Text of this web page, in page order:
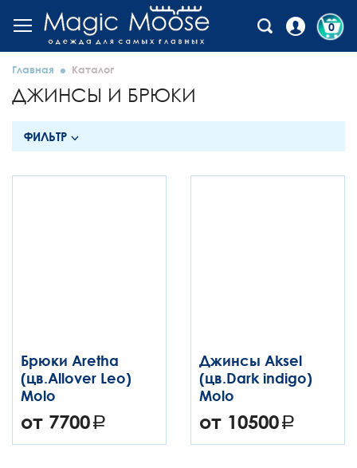
0
Главная Каталог
ДЖИНСЫ И БРЮКИ
ФИЛЬТР
Брюки Aretha
(цв.Allover Leo)
Molo
от 7700
Джинсы Aksel
(цв.Dark indigo)
Molo
от 10500